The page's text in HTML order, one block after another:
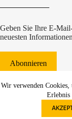
Wir verwenden Cookies,
Erlebnis
Geben Sie Ihre E-
neuesten
Abonnieren
websiteontwikkeling